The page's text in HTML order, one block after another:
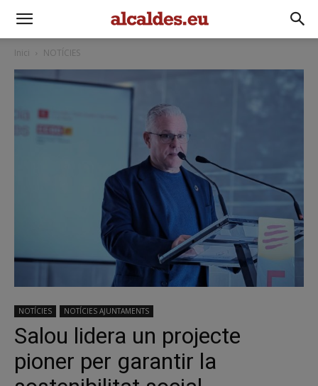
Inici NOTÍCIES
NOTÍCIES NOTÍCIES AJUNTAMENTS
Salou lidera un projecte
pioner per garantir la